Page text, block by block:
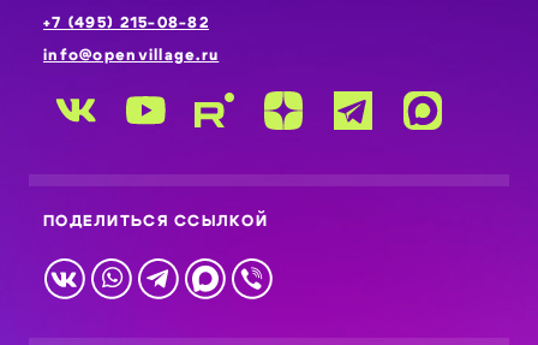
+7 (495) 215-08-82
info@openvillage.ru
ПОДЕЛИТЬСЯ ССЫЛКОЙ